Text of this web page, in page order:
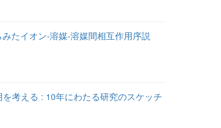
たイオン-溶媒-溶媒間相互作用序説
考える : 10年にわたる研究のスケッチ